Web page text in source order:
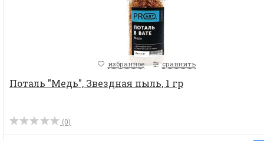
избранное сравнить
Поталь "Медь", Звездная пыль, 1 гр
(0)